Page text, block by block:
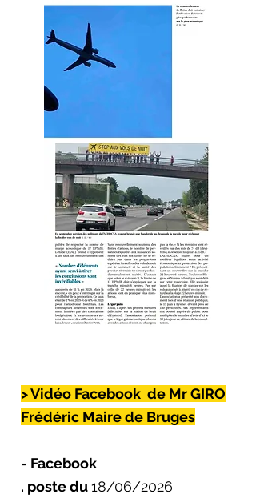
> Vidéo Facebook de Mr GIRO
Frédéric Maire de Bruges
- Facebook
. poste du18/06/2026